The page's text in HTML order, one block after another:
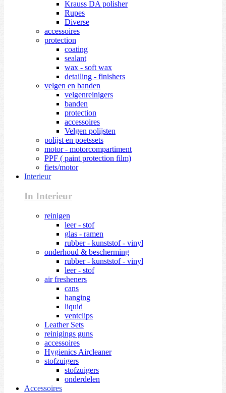
Krauss DA polisher
Rupes
Diverse
accessoires
protection
coating
sealant
wax - soft wax
detailing - finishers
velgen en banden
velgenreinigers
banden
protection
accessoires
Velgen polijsten
polijst en poetssets
motor - motorcompartiment
PPF ( paint protection film)
fiets/motor
Interieur
In Interieur
reinigen
leer - stof
glas - ramen
rubber - kunststof - vinyl
onderhoud & bescherming
rubber - kunststof - vinyl
leer - stof
air fresheners
cans
hanging
liquid
ventclips
Leather Sets
reinigings guns
accessoires
Hygienics Aircleaner
stofzuigers
stofzuigers
onderdelen
Accessoires